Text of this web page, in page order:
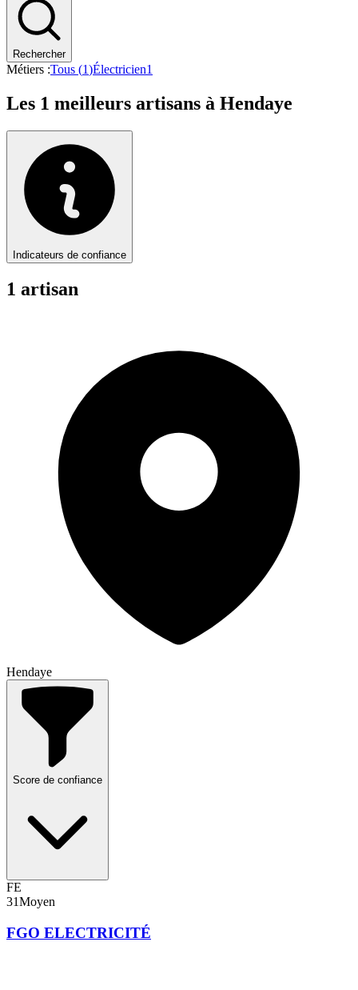
Rechercher
Métiers :Tous (1)Électricien1
Les 1 meilleurs artisans à Hendaye
Indicateurs de confiance
1 artisan
Hendaye
Score de confiance
FE
31Moyen
FGO ELECTRICITÉ